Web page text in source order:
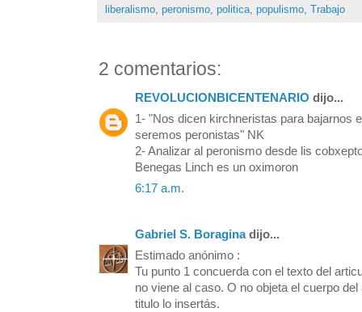
liberalismo, peronismo, politica, populismo, Trabajo
2 comentarios:
REVOLUCIONBICENTENARIO dijo...
1- "Nos dicen kirchneristas para bajarnos
seremos peronistas" NK
2- Analizar al peronismo desde lis
Benegas Linch es un oximoron
6:17 a.m.
Gabriel S. Boraginadijo...
Estimado anónimo :
Tu punto 1 concuerda con el texto del
no viene al caso. O no objeta el cuerpo
titulo lo insertás.